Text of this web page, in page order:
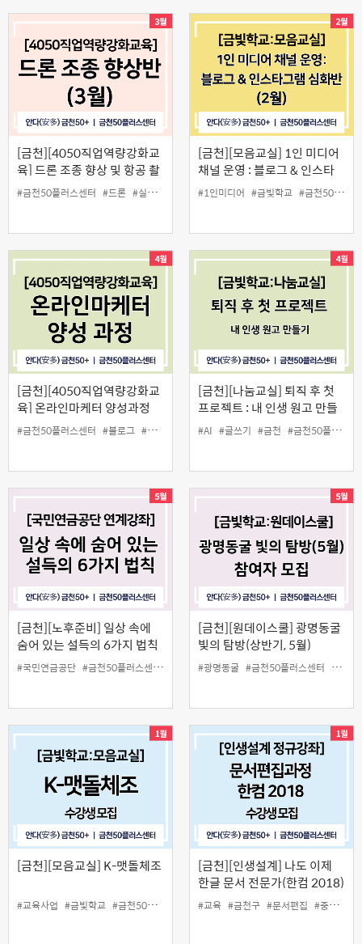
[금천][4050직업역량강화교
육] 드론 조종 향상 및 항공 촬
영 실습(3월)
#금천50플러스센터 #드론 #실습 #촬영
[금천][모음교실] 1인 미디어
채널 운영 : 블로그 & 인스타
그램 심화반
#1인미디어 #금빛학교 #금천50플러스센터
[금천][4050직업역량강화교
육] 온라인마케터 양성과정
#금천50플러스센터 #블로그 #온라인마케터 #일활동 #체험단
[금천][나눔교실] 퇴직 후 첫
프로젝트 : 내 인생 원고 만들
기
#AI #글쓰기 #금천 #금천50플러스센터
[금천][노후준비] 일상 속에
숨어 있는 설득의 6가지 법칙
#국민연금공단 #금천50플러스센터 #노후준비 #무료강좌 #인생설계
[금천][원데이스쿨] 광명동굴
빛의 탐방(상반기, 5월)
#광명동굴 #금천50플러스센터 #원데
[금천][모음교실] K-맷돌체조
#교육사업 #금빛학교 #금천50플러스센터 #맷돌체조 #모음교실 #인생설계
[금천][인생설계] 나도 이제
한글 문서 전문가(한컴 2018)
#교육 #금천구 #문서편집 #중장년